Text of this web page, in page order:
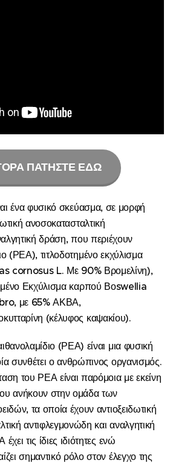
ΠΑΤΗΣΤΕ ΕΔΩ
ένα φυσικό σκεύασμα, σε μορφή
ανοσοκατασταλτική
δράση, που περιέχουν
(ΡΕΑ), τιτλοδοτημένο εκχύλισμα
cornosus L. Με 90% Βρομελίνη),
Εκχύλισμα καρπού Βοswellia
με 65% ΑΚΒΑ,
(κέλυφος καψακίου).
(ΡΕΑ) είναι μια φυσική
συνθέτει ο ανθρώπινος οργανισμός.
του ΡΕΑ είναι παρόμοια με εκείνη
ανήκουν στην ομάδα των
τα οποία έχουν αντιοξειδωτική
αντιφλεγμονώδη και αναλγητική
τις ίδιες ιδιότητες ενώ
σημαντικό ρόλο στον έλεγχο της